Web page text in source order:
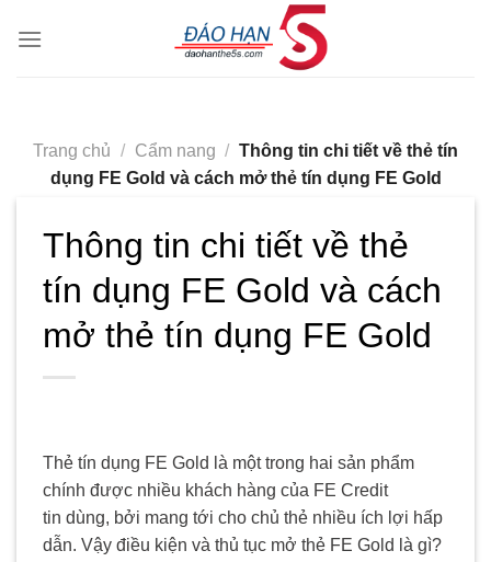
Trang chủ / Cẩm nang / Thông tin chi tiết về thẻ tín
dụng FE Gold và cách mở thẻ tín dụng FE Gold
Thông tin chi tiết về thẻ
tín dụng FE Gold và cách
mở thẻ tín dụng FE Gold
Thẻ tín dụng FE Gold là một trong hai sản phẩm
chính được nhiều khách hàng của FE Credit
tin dùng, bởi mang tới cho chủ thẻ nhiều ích lợi hấp
dẫn. Vậy điều kiện và thủ tục mở thẻ FE Gold là gì?